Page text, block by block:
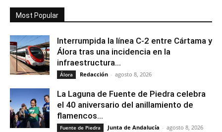
Most Popular
Interrumpida la línea C-2 entre Cártama y
Álora tras una incidencia en la
infraestructura...
Álora Redacción - agosto 8, 2026
La Laguna de Fuente de Piedra celebra
el 40 aniversario del anillamiento de
flamencos...
Fuente de Piedra Junta de Andalucía - agosto 8, 2026